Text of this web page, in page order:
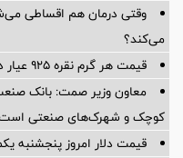
وقتی درمان هم اقساطی
می‌کند؟
قیمت هر گرم نقره ۹۲۵ عیار در سال ۱۴۰۵
معاون وزیر صمت: بانک
کوچک و شهرک‌های صنعتی
قیمت دلار امروز پنجشنبه یکم